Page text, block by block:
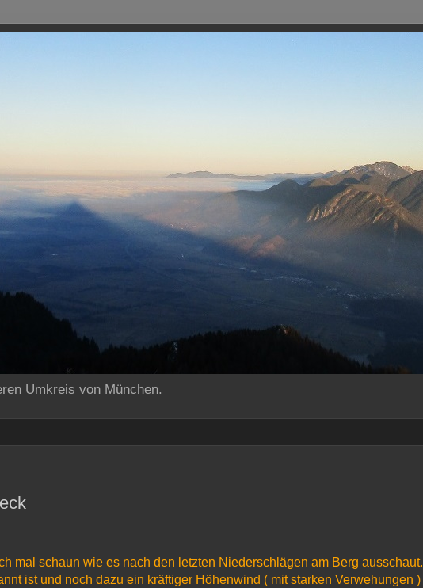
Umkreis von München.
mal schaun wie es nach den letzten Niederschlägen am Berg ausschaut.
ist und noch dazu ein kräftiger Höhenwind ( mit starken Verwehungen )